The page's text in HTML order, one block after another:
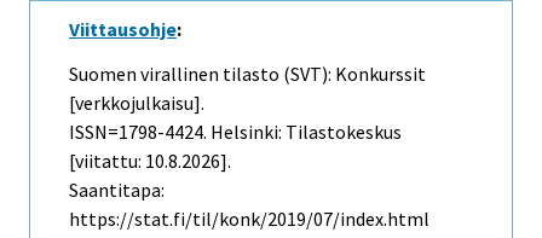
Viittausohje:
Suomen virallinen tilasto (SVT): Konkurssit
[verkkojulkaisu].
ISSN=1798-4424. Helsinki: Tilastokeskus
[viitattu: 10.8.2026].
Saantitapa:
https://stat.fi/til/konk/2019/07/index.html